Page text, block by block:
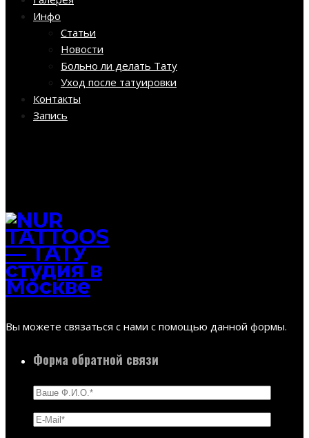
Инфо
Статьи
Новости
Больно ли делать Тату
Уход после татуировки
Контакты
Запись
Вы можете связаться с нами с помощью данной формы.
Форма обратной связи